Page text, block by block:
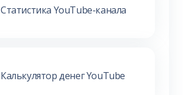
Статистика YouTube-канала
Калькулятор денег YouTube